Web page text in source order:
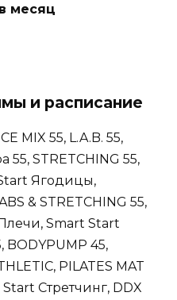
месяц
и расписание
MIX 55, L.A.B. 55,
STRETCHING 55,
Ягодицы,
& STRETCHING 55,
Smart Start
45,
PILATES MAT
Start Стретчинг, DDX